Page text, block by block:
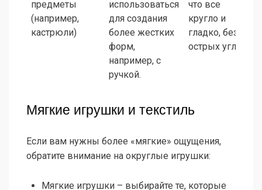
предметы
(например,
кастрюли)
использоваться
для создания
более жестких
форм,
например, с
ручкой.
что все
кругло и
гладко, без
острых углов.
Мягкие игрушки и текстиль
Если вам нужны более «мягкие» ощущения,
обратите внимание на округлые игрушки:
Мягкие игрушки – выбирайте те, которые